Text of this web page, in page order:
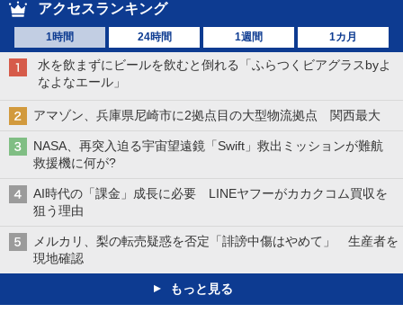
アクセスランキング
1時間 24時間 1週間 1カ月
水を飲まずにビールを飲むと倒れる「ふらつくビアグラスbyよ
なよなエール」
アマゾン、兵庫県尼崎市に2拠点目の大型物流拠点 関西最大
NASA、再突入迫る宇宙望遠鏡「Swift」救出ミッションが難航
救援機に何が?
AI時代の「課金」成長に必要 LINEヤフーがカカクコム買収を
狙う理由
メルカリ、梨の転売疑惑を否定「誹謗中傷はやめて」 生産者を
現地確認
もっと見る